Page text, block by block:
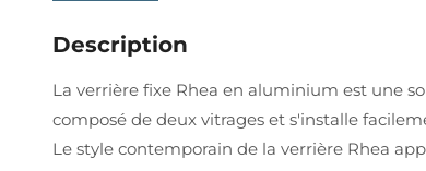
Description
La verrière fixe Rhea en aluminium est une
composé de deux vitrages et s'installe
Le style contemporain de la verrière Rhea